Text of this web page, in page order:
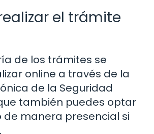
el trámite
de los trámites se
online a través de la
de la Seguridad
también puedes optar
de manera presencial si